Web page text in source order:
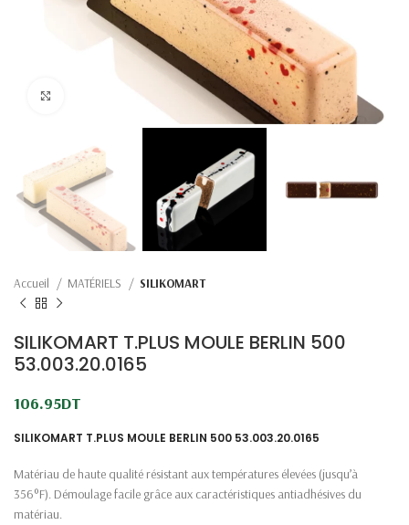
Click to enlarge
Accueil MATÉRIELS SILIKOMART
SILIKOMART T.PLUS MOULE BERLIN 500
53.003.20.0165
106.95DT
SILIKOMART T.PLUS MOULE BERLIN 500 53.003.20.0165
Matériau de haute qualité résistant aux températures élevées (jusqu’à
356°F). Démoulage facile grâce aux caractéristiques antiadhésives du
matériau.